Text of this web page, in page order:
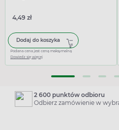
4,49 zł
Dodaj do koszyka
Podana cena jest ceną maksymalną
Dowiedz się więcej
2 600 punktów odbioru
Odbierz zamówienie w